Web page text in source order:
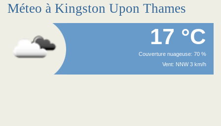
Méteo à Kingston Upon Thames
17 °C
Couverture nuageuse: 70 %
Vent: NNW 3 km/h